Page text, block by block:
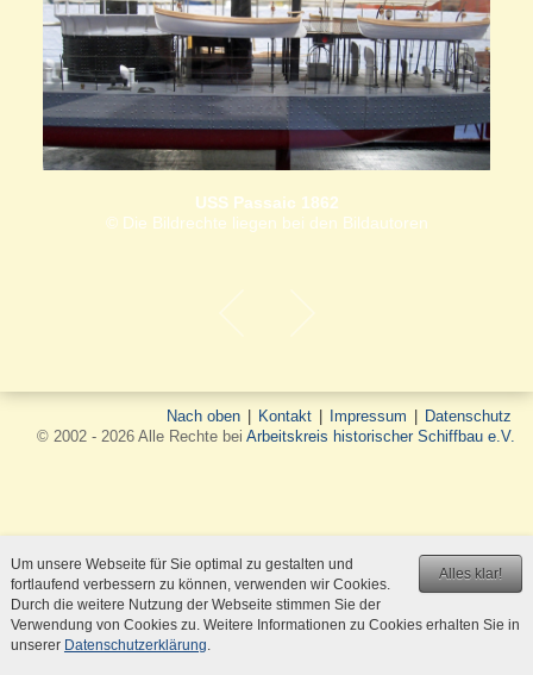
USS Passaic 1862
© Die Bildrechte liegen bei den Bildautoren
Nach oben | Kontakt | Impressum | Datenschutz
© 2002 - 2026 Alle Rechte bei Arbeitskreis historischer Schiffbau e.V.
Alles klar!
Um unsere Webseite für Sie optimal zu gestalten und
fortlaufend verbessern zu können, verwenden wir Cookies.
Durch die weitere Nutzung der Webseite stimmen Sie der
Verwendung von Cookies zu. Weitere Informationen zu Cookies erhalten Sie in
unserer Datenschutzerklärung